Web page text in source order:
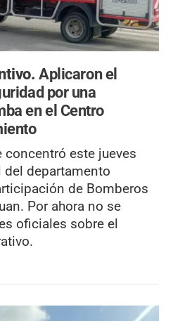
Aplicaron el
por una
en el Centro
concentró este jueves
del departamento
de Bomberos
Por ahora no se
oficiales sobre el